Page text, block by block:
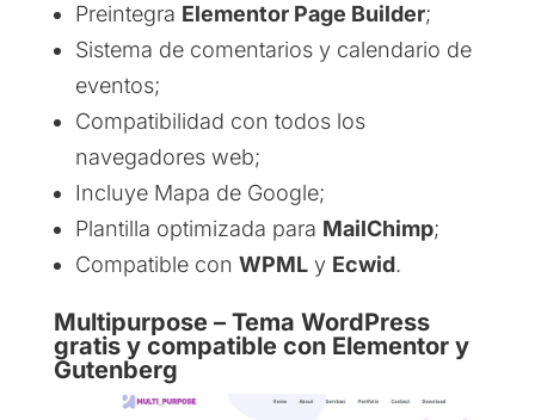
Preintegra Elementor Page Builder;
Sistema de comentarios y calendario de
eventos;
Compatibilidad con todos los
navegadores web;
Incluye Mapa de Google;
Plantilla optimizada para MailChimp;
Compatible con WPMLy Ecwid.
Multipurpose – Tema WordPress
gratis y compatible con Elementor y
Gutenberg